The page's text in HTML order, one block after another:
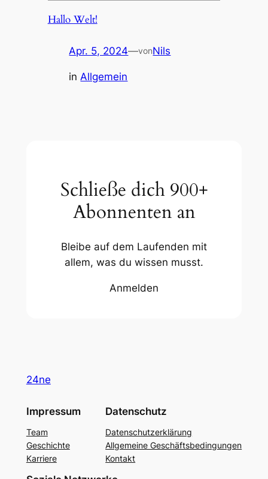
Hallo Welt!
Apr. 5, 2024—vonNils
inAllgemein
Schließe dich 900+
Abonnenten an
Bleibe auf dem Laufenden mit
allem, was du wissen musst.
Anmelden
24ne
Impressum
Team
Geschichte
Karriere
Datenschutz
Datenschutzerklärung
Allgemeine Geschäftsbedingungen
Kontakt